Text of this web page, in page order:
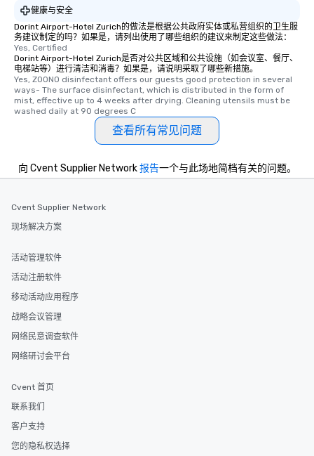
健康与安全
Dorint Airport-Hotel Zurich的做法是根据公共政府实体或私营组织的卫生服
务建议制定的吗？如果是，请列出使用了哪些组织的建议来制定这些做法：
Yes, Certified
Dorint Airport-Hotel Zurich是否对公共区域和公共设施（如会议室、餐厅、
电梯站等）进行清洁和消毒？如果是，请说明采取了哪些新措施。
Yes, ZOONO disinfectant offers our guests good protection in several
ways- The surface disinfectant, which is distributed in the form of
mist, effective up to 4 weeks after drying. Cleaning utensils must be
washed daily at 90 degrees C
查看所有常见问题
向 Cvent Supplier Network报告一个与此场地简档有关的问题。
Cvent Supplier Network
现场解决方案
活动管理软件
活动注册软件
移动活动应用程序
战略会议管理
网络民意调查软件
网络研讨会平台
Cvent 首页
联系我们
客户支持
您的隐私权选择